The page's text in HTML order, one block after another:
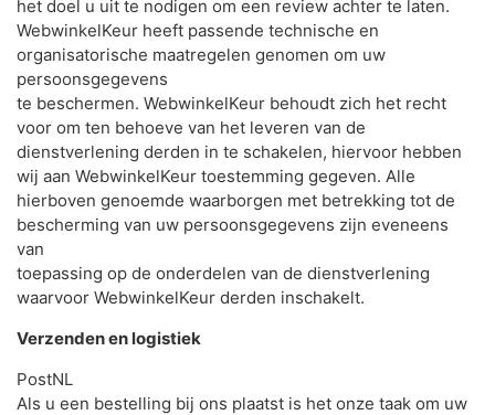
het doel u uit te nodigen om een review achter te laten.
WebwinkelKeur heeft passende technische en
organisatorische maatregelen genomen om uw
persoonsgegevens
te beschermen. WebwinkelKeur behoudt zich het recht
voor om ten behoeve van het leveren van de
dienstverlening derden in te schakelen, hiervoor hebben
wij aan WebwinkelKeur toestemming gegeven. Alle
hierboven genoemde waarborgen met betrekking tot de
bescherming van uw persoonsgegevens zijn eveneens
van
toepassing op de onderdelen van de dienstverlening
waarvoor WebwinkelKeur derden inschakelt.
Verzenden en logistiek
PostNL
Als u een bestelling bij ons plaatst is het onze taak om uw